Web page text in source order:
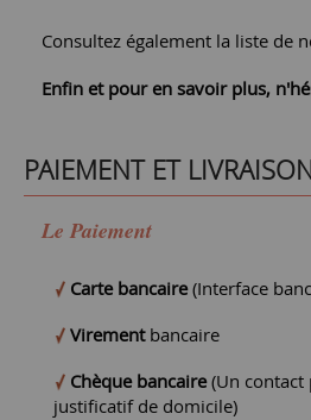
Consultez également la liste de
Enfin et pour en savoir plus,
PAIEMENT ET
Le Paiement
Carte bancaire(Interface
Virementbancaire
Chèque bancaire(Un contact
justificatif de domicile)